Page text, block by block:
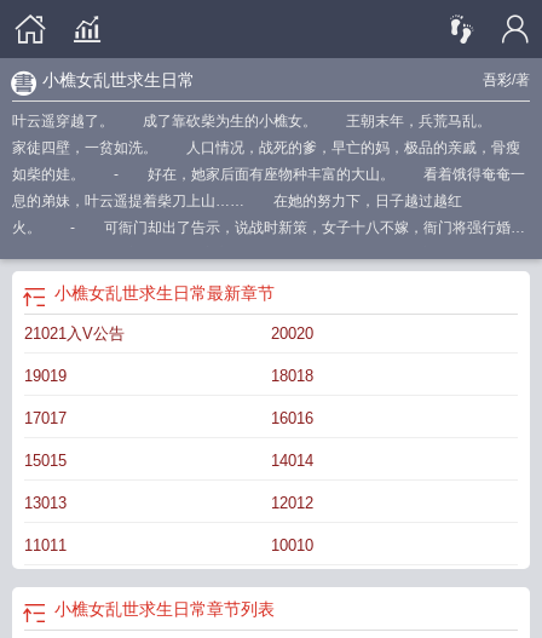
吾彩/著
小樵女乱世求生日常
叶云遥穿越了。 成了靠砍柴为生的小樵女。 王朝末年，兵荒马乱。
家徒四壁，一贫如洗。 人口情况，战死的爹，早亡的妈，极品的亲戚，骨瘦
如柴的娃。 - 好在，她家后面有座物种丰富的大山。 看着饿得奄奄一
息的弟妹，叶云遥提着柴刀上山…… 在她的努力下，日子越过越红
火。 - 可衙门却出了告示，说战时新策，女子十八不嫁，衙门将强行婚
云遥挥刀就砍：滚！ - 赶走心怀不轨的亲戚，叶云遥问刚刚给她递刀的
男人：“搭伙过日子怎样？” 面容清俊的文弱书生垂眸：“你救了我的命，我愿
跟着你一辈子。” 成了亲，日子暂时安稳下来。 - 直到那天，她带着弟
壮汉一刀劈烂了她新买回来的水缸，他才如鬼魅一般闪身过去，直接掐着那人的
初恋/he/甜文/爽文（文案时间2025年6月8日已截屏存档）-----------------------《反
派原配的流放日常》： 何青冉穿书了。 成了书中反派谢鹤寻的炮灰元
不想去流放，以王妃身份，在那份谋逆证词上签字画押，以此换得赦免。 可
怎料，谢鹤寻踏上流放之路的那日，她的亲生父亲，竟以保全阖家荣誉为由，下
令活活将她勒死…… --- 穿来之际，何青冉手上沾满朱砂，正要按下
去。 不远处，满身血污的谢鹤寻，正目若寒潭地看着她。 何青冉一个激
小樵女乱世求生日常最新章节
21021入V公告 20020
19019 18018
17017 16016
15015 14014
13013 12012
11011 10010
小樵女乱世求生日常章节列表